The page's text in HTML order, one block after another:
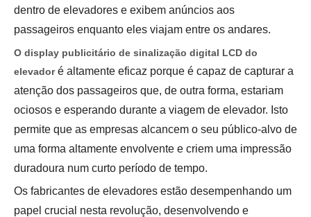
dentro de elevadores e exibem anúncios aos
passageiros enquanto eles viajam entre os andares.
O display publicitário de sinalização digital LCD do
elevadoré altamente eficaz porque é capaz de capturar a
atenção dos passageiros que, de outra forma, estariam
ociosos e esperando durante a viagem de elevador. Isto
permite que as empresas alcancem o seu público-alvo de
uma forma altamente envolvente e criem uma impressão
duradoura num curto período de tempo.
Os fabricantes de elevadores estão desempenhando um
papel crucial nesta revolução, desenvolvendo e